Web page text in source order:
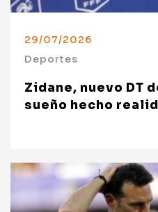
29/07/2026
Deportes
Zidane, nuevo DT
sueño hecho